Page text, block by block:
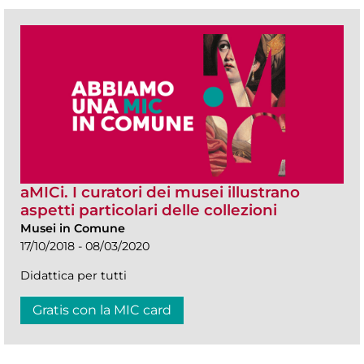
aMICi. I curatori dei musei illustrano
aspetti particolari delle collezioni
Musei in Comune
17/10/2018 - 08/03/2020
Didattica per tutti
Gratis con la MIC card